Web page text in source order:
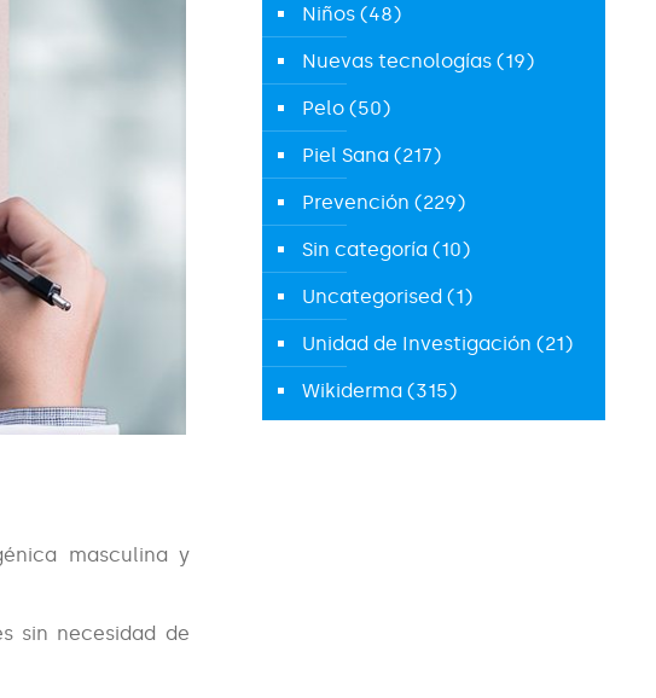
masculina y
sin necesidad de
Niños (48)
Nuevas tecnologías (19)
Pelo (50)
Piel Sana (217)
Prevención (229)
Sin categoría (10)
Uncategorised (1)
Unidad de Investigación (21)
Wikiderma (315)